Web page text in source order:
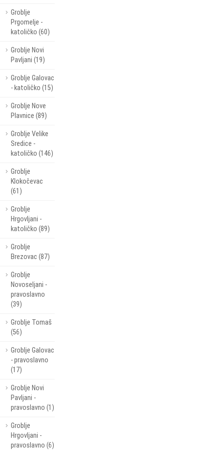
Groblje
Prgomelje -
katoličko (60)
Groblje Novi
Pavljani (19)
Groblje Galovac
- katoličko (15)
Groblje Nove
Plavnice (89)
Groblje Velike
Sredice -
katoličko (146)
Groblje
Klokočevac
(61)
Groblje
Hrgovljani -
katoličko (89)
Groblje
Brezovac (87)
Groblje
Novoseljani -
pravoslavno
(39)
Groblje Tomaš
(56)
Groblje Galovac
- pravoslavno
(17)
Groblje Novi
Pavljani -
pravoslavno (1)
Groblje
Hrgovljani -
pravoslavno (6)